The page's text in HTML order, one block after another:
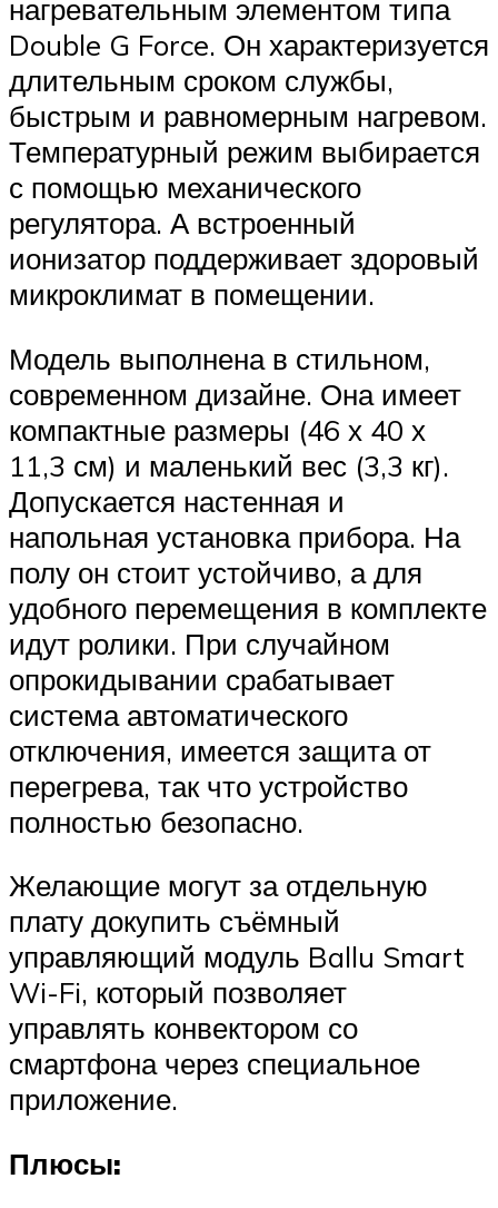
нагревательным элементом типа
Double G Force. Он характеризуется
длительным сроком службы,
быстрым и равномерным нагревом.
Температурный режим выбирается
с помощью механического
регулятора. А встроенный
ионизатор поддерживает здоровый
микроклимат в помещении.
Модель выполнена в стильном,
современном дизайне. Она имеет
компактные размеры (46 х 40 х
11,3 см) и маленький вес (3,3 кг).
Допускается настенная и
напольная установка прибора. На
полу он стоит устойчиво, а для
удобного перемещения в комплекте
идут ролики. При случайном
опрокидывании срабатывает
система автоматического
отключения, имеется защита от
перегрева, так что устройство
полностью безопасно.
Желающие могут за отдельную
плату докупить съёмный
управляющий модуль Ballu Smart
Wi-Fi, который позволяет
управлять конвектором со
смартфона через специальное
приложение.
Плюсы: